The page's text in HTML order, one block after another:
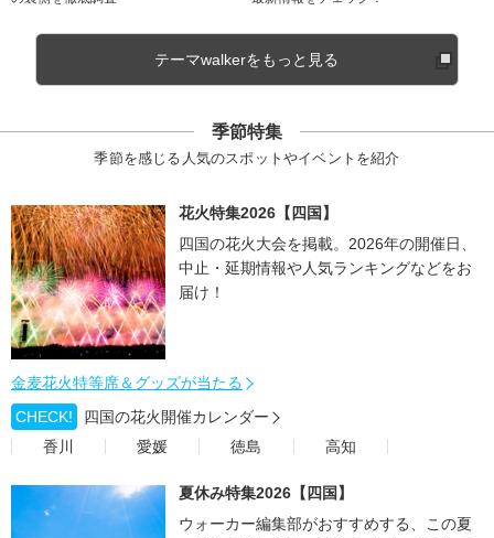
テーマwalkerをもっと見る
季節特集
季節を感じる人気のスポットやイベントを紹介
花火特集2026【四国】
四国の花火大会を掲載。2026年の開催日、
中止・延期情報や人気ランキングなどをお
届け！
金麦花火特等席＆グッズが当たる
CHECK!
四国の花火開催カレンダー
香川
愛媛 徳島 高知
夏休み特集2026【四国】
ウォーカー編集部がおすすめする、この夏